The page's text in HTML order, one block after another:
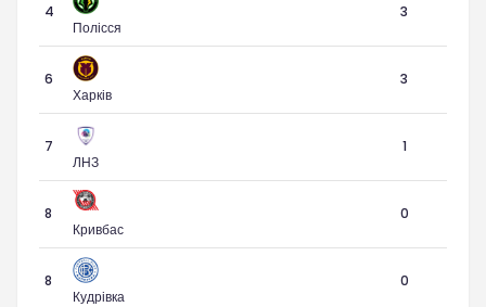
4
Полісся
3
6
Харків
3
7
ЛНЗ
1
8
Кривбас
0
8
Кудрівка
0